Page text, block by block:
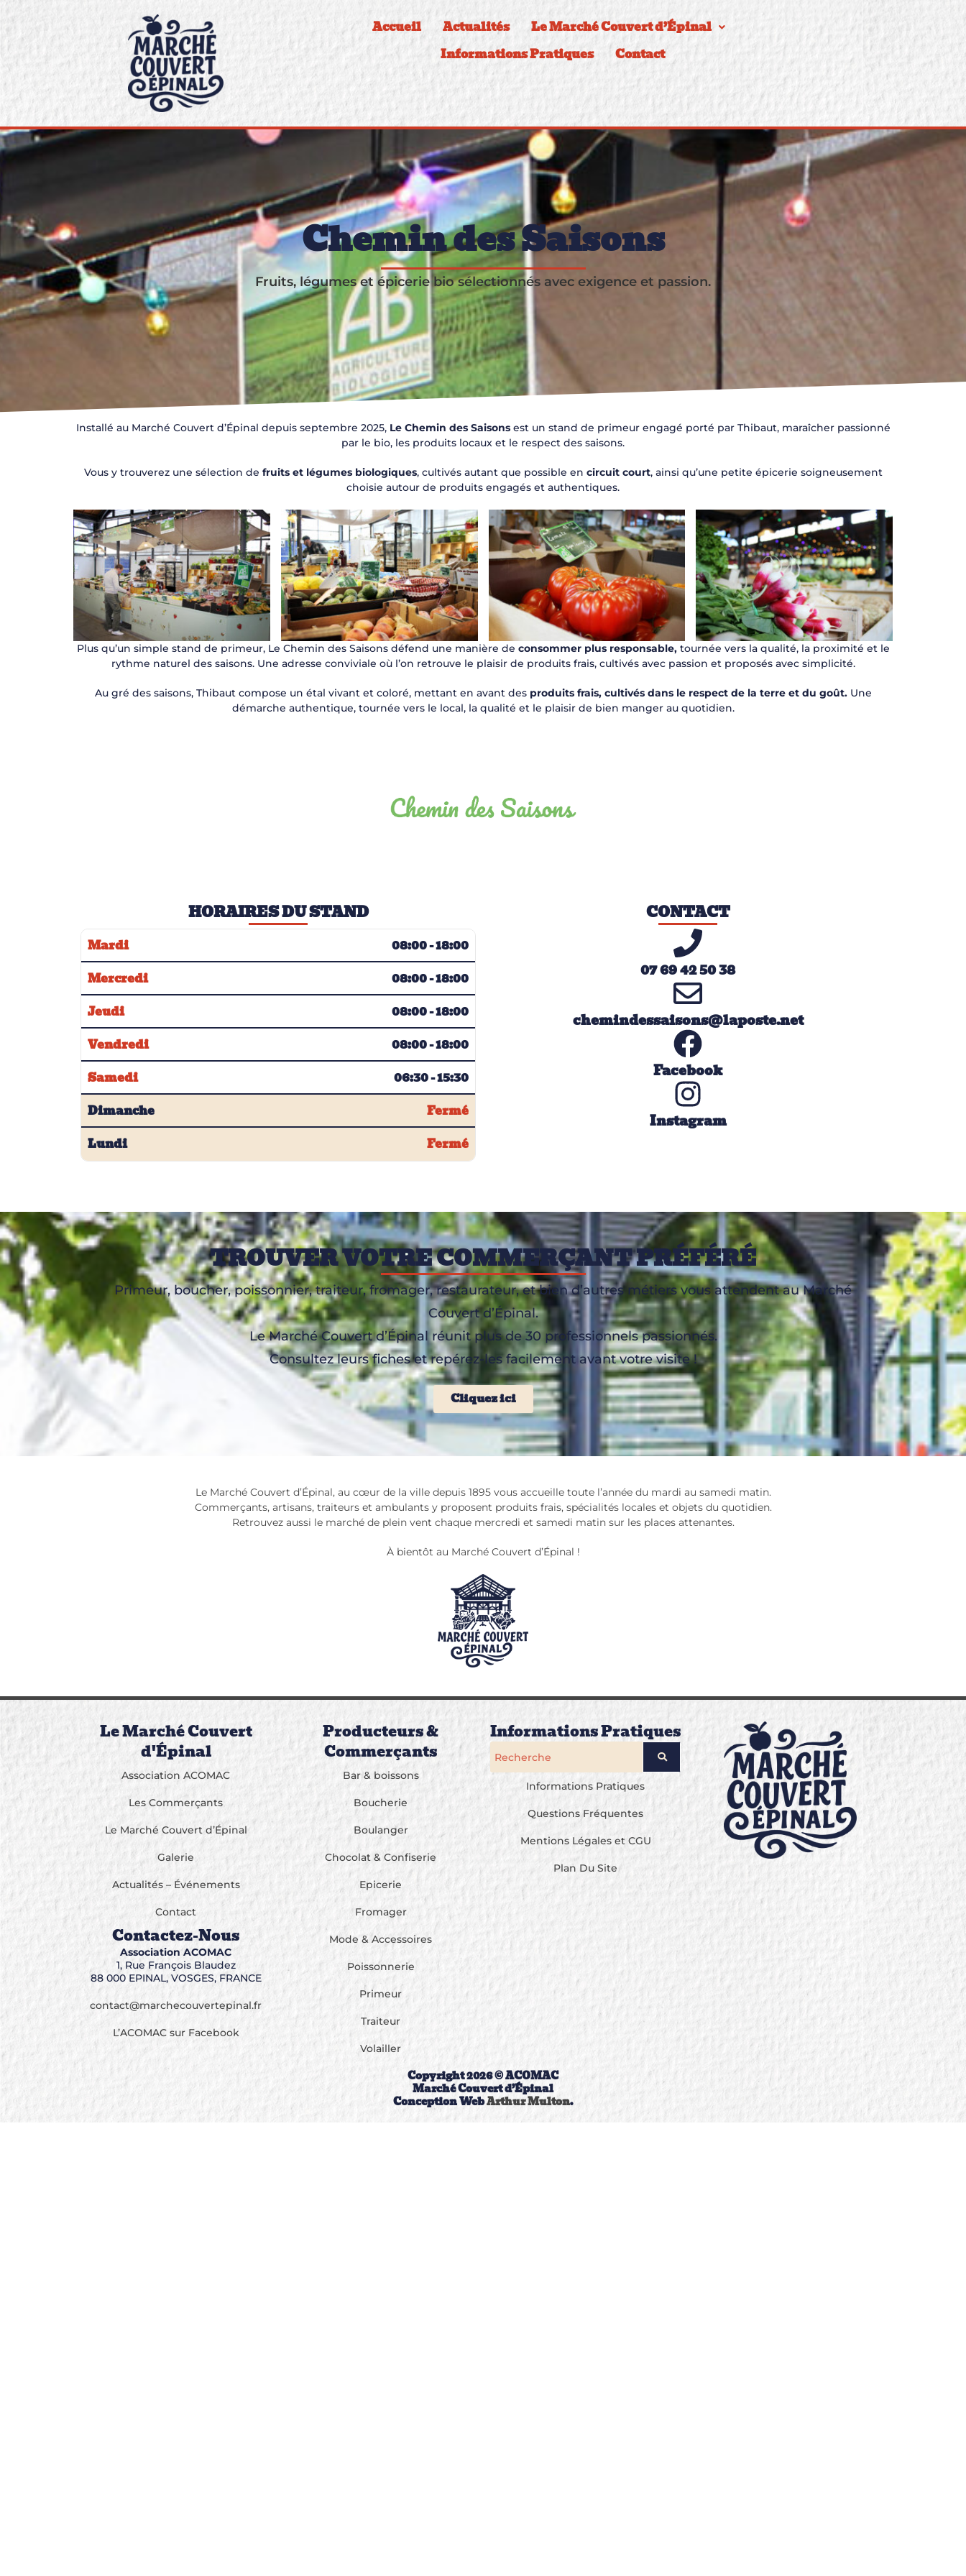
Accueil Actualités
Le Marché Couvert d’Épinal
Informations Pratiques
Contact
Chemin des Saisons
Fruits, légumes et épicerie bio sélectionnés avec exigence et passion.
Installé au Marché Couvert d’Épinal depuis septembre 2025, Le Chemin des Saisonsest un stand de primeur engagé porté par Thibaut, maraîcher passionné
par le bio, les produits locaux et le respect des saisons.
Vous y trouverez une sélection de fruits et légumes biologiques, cultivés autant que possible en circuit court, ainsi qu’une petite épicerie soigneusement
choisie autour de produits engagés et authentiques.
Plus qu’un simple stand de primeur, Le Chemin des Saisons défend une manière de consommer plus responsable,tournée vers la qualité, la proximité et le
rythme naturel des saisons. Une adresse conviviale où l’on retrouve le plaisir de produits frais, cultivés avec passion et proposés avec simplicité.
Au gré des saisons, Thibaut compose un étal vivant et coloré, mettant en avant desproduits frais, cultivés dans le respect de la terre et du goût.Une
démarche authentique, tournée vers le local, la qualité et le plaisir de bien manger au quotidien.
HORAIRES DU STAND
Mardi
08:00 - 18:00
Mercredi
08:00 - 18:00
Jeudi
08:00 - 18:00
Vendredi
08:00 - 18:00
Samedi
06:30 - 15:30
Dimanche
Fermé
Lundi
Fermé
CONTACT
07 69 42 50 38
chemindessaisons@laposte.net
Facebook
Instagram
TROUVER VOTRE COMMERÇANT PRÉFÉRÉ
Primeur, boucher, poissonnier, traiteur, fromager, restaurateur, et bien d’autres métiers vous attendent au Marché
Couvert d’Épinal.
Le Marché Couvert d’Épinal réunit plus de 30 professionnels passionnés.
Consultez leurs fiches et repérez-les facilement avant votre visite !
Cliquez ici
Le Marché Couvert d’Épinal, au cœur de la ville depuis 1895 vous accueille toute l’année du mardi au samedi matin.
Commerçants, artisans, traiteurs et ambulants y proposent produits frais, spécialités locales et objets du quotidien.
Retrouvez aussi le marché de plein vent chaque mercredi et samedi matin sur les places attenantes.
À bientôt au Marché Couvert d’Épinal !
Le Marché Couvert
d'Épinal
Association ACOMAC
Les Commerçants
Le Marché Couvert d’Épinal
Galerie
Actualités – Événements
Contact
Contactez-Nous
Association ACOMAC
1, Rue François Blaudez
88 000 EPINAL, VOSGES, FRANCE
contact@marchecouvertepinal.fr
L’ACOMAC sur Facebook
Producteurs &
Commerçants
Bar & boissons
Boucherie
Boulanger
Chocolat & Confiserie
Epicerie
Fromager
Mode & Accessoires
Poissonnerie
Primeur
Traiteur
Volailler
Informations Pratiques
Informations Pratiques
Questions Fréquentes
Mentions Légales et CGU
Plan Du Site
Copyright 2026 © ACOMAC
Marché Couvert d’Épinal
Conception WebArthur Multon.